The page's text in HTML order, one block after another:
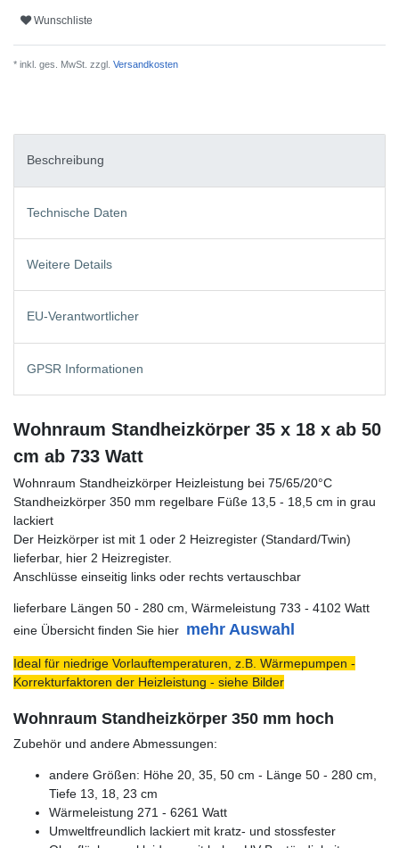
Wunschliste
* inkl. ges. MwSt. zzgl. Versandkosten
Beschreibung
Technische Daten
Weitere Details
EU-Verantwortlicher
GPSR Informationen
Wohnraum Standheizkörper 35 x 18 x ab 50
cm ab 733 Watt
Wohnraum Standheizkörper Heizleistung bei 75/65/20°C
Standheizkörper 350 mm regelbare Füße 13,5 - 18,5 cm in grau
lackiert
Der Heizkörper ist mit 1 oder 2 Heizregister (Standard/Twin)
lieferbar, hier 2 Heizregister.
Anschlüsse einseitig links oder rechts vertauschbar
lieferbare Längen 50 - 280 cm, Wärmeleistung 733 - 4102 Watt
eine Übersicht finden Sie hier mehr Auswahl
Ideal für niedrige Vorlauftemperaturen, z.B. Wärmepumpen -
Korrekturfaktoren der Heizleistung - siehe Bilder
Wohnraum Standheizkörper 350 mm hoch
Zubehör und andere Abmessungen:
andere Größen: Höhe 20, 35, 50 cm - Länge 50 - 280 cm,
Tiefe 13, 18, 23 cm
Wärmeleistung 271 - 6261 Watt
Umweltfreundlich lackiert mit kratz- und stossfester